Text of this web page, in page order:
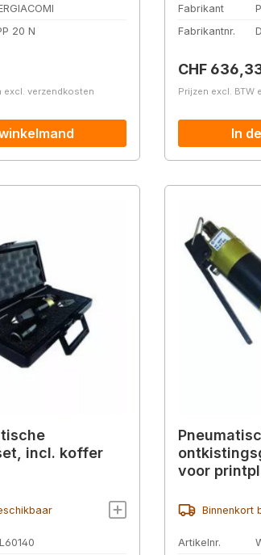
20 N
excl. verzendkosten
Fabrikant
Fabrikantnr.
Normale
CHF
Prijzen excl. BTW
In
incl. koffer
voor
Binnenkort
Artikelnr.